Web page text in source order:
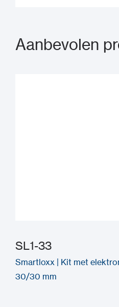
Aanbevolen
SL1-33
Smartloxx | Kit met
30/30 mm